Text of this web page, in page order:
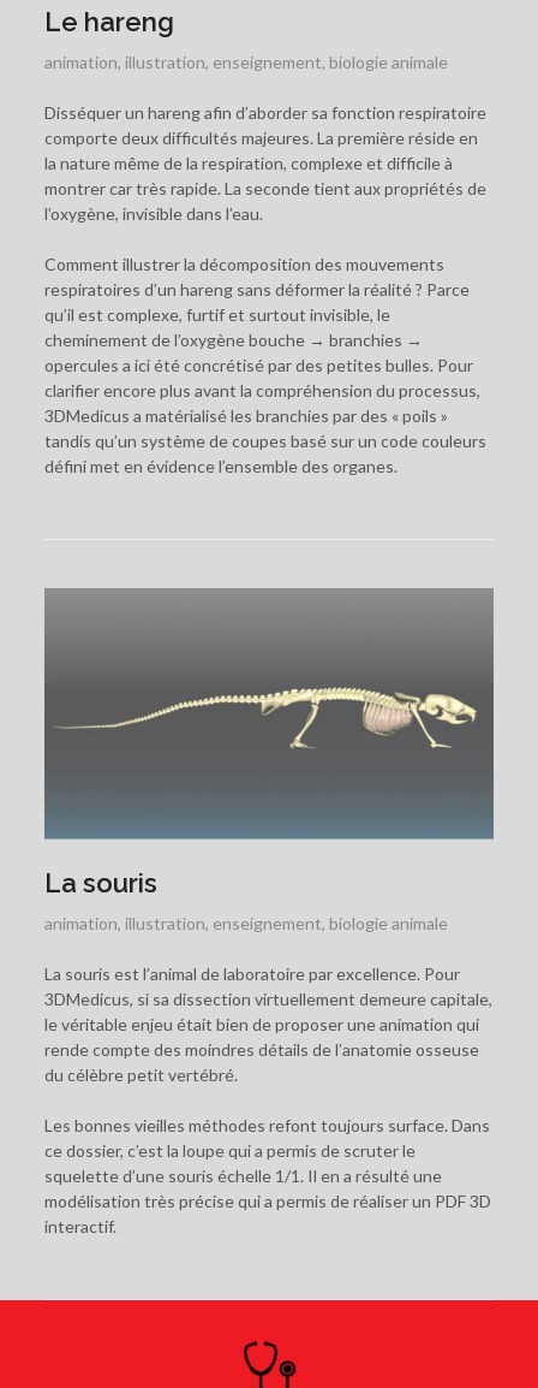
Le hareng
animation, illustration, enseignement, biologie animale
Disséquer un hareng afin d’aborder sa fonction respiratoire
comporte deux difficultés majeures. La première réside en
la nature même de la respiration, complexe et difficile à
montrer car très rapide. La seconde tient aux propriétés de
l’oxygène, invisible dans l’eau.
Comment illustrer la décomposition des mouvements
respiratoires d’un hareng sans déformer la réalité ? Parce
qu’il est complexe, furtif et surtout invisible, le
cheminement de l’oxygène bouche → branchies →
opercules a ici été concrétisé par des petites bulles. Pour
clarifier encore plus avant la compréhension du processus,
3DMedicus a matérialisé les branchies par des « poils »
tandis qu’un système de coupes basé sur un code couleurs
défini met en évidence l’ensemble des organes.
La souris
animation, illustration, enseignement, biologie animale
La souris est l’animal de laboratoire par excellence. Pour
3DMedicus, si sa dissection virtuellement demeure capitale,
le véritable enjeu était bien de proposer une animation qui
rende compte des moindres détails de l’anatomie osseuse
du célèbre petit vertébré.
Les bonnes vieilles méthodes refont toujours surface. Dans
ce dossier, c’est la loupe qui a permis de scruter le
squelette d’une souris échelle 1/1. Il en a résulté une
modélisation très précise qui a permis de réaliser un PDF 3D
interactif.